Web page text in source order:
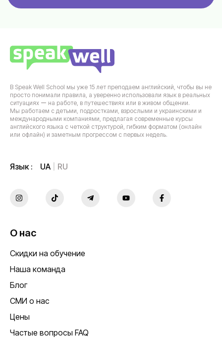
В Speak Well School мы уже 15 лет преподаем английский, чтобы вы не
просто понимали правила, а уверенно использовали язык в реальных
ситуациях ー на работе, в путешествиях или в живом общении.
Мы работаем с детьми, подростками, взрослыми и украинскими и
международными компаниями, предлагая современные курсы
английского языка с четкой структурой, гибким форматом (онлайн
или офлайн) и заметным прогрессом с первых недель.
Язык : UA RU
О нас
Скидки на обучение
Наша команда
Блог
СМИ о нас
Цены
Частые вопросы FAQ